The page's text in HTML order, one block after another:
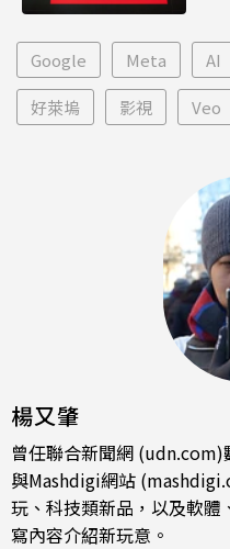
Google Meta AI
好萊塢 影視 Veo
楊又肇
曾任聯合新聞網
與Mashdigi網站
玩、科技類新品，以及軟
寫內容介紹新玩意。